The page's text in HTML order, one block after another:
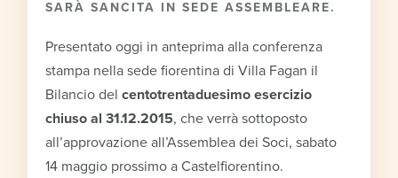
SARÀ SANCITA IN SEDE ASSEMBLEARE.
Presentato oggi in anteprima alla conferenza
stampa nella sede fiorentina di Villa Fagan il
Bilancio delcentotrentaduesimo esercizio
chiuso al 31.12.2015, che verrà sottoposto
all’approvazione all’Assemblea dei Soci, sabato
14 maggio prossimo a Castelfiorentino.